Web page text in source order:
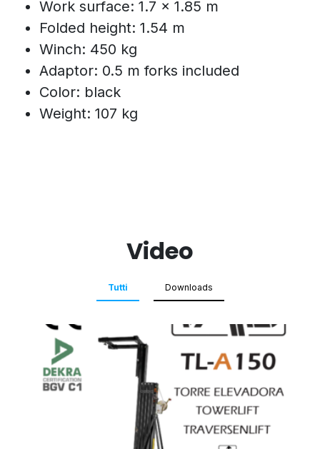
Work surface: 1.7 x 1.85 m
Folded height: 1.54 m
Winch: 450 kg
Adaptor: 0.5 m forks included
Color: black
Weight: 107 kg
Video
Tutti Downloads